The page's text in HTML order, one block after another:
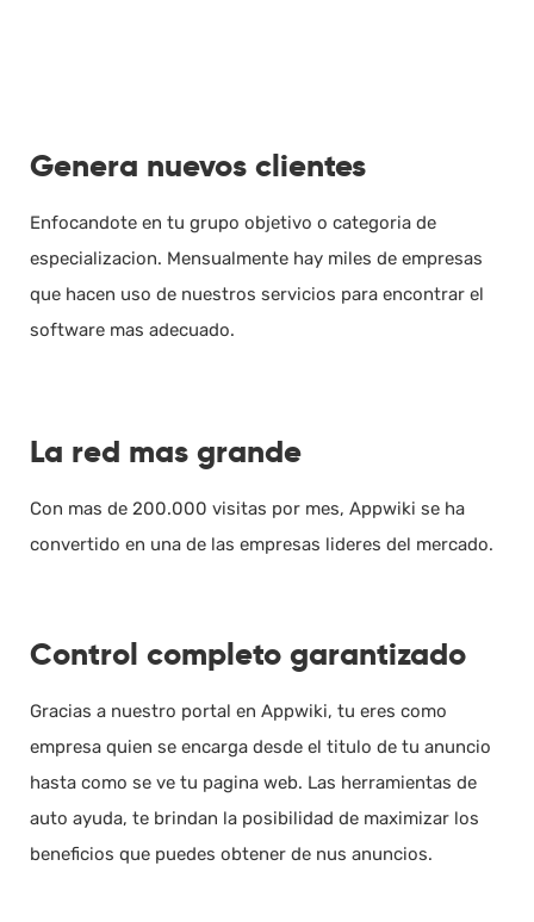
Genera nuevos clientes
Enfocandote en tu grupo objetivo o categoria de
especializacion. Mensualmente hay miles de empresas
que hacen uso de nuestros servicios para encontrar el
software mas adecuado.
La red mas grande
Con mas de 200.000 visitas por mes, Appwiki se ha
convertido en una de las empresas lideres del mercado.
Control completo garantizado
Gracias a nuestro portal en Appwiki, tu eres como
empresa quien se encarga desde el titulo de tu anuncio
hasta como se ve tu pagina web. Las herramientas de
auto ayuda, te brindan la posibilidad de maximizar los
beneficios que puedes obtener de nus anuncios.